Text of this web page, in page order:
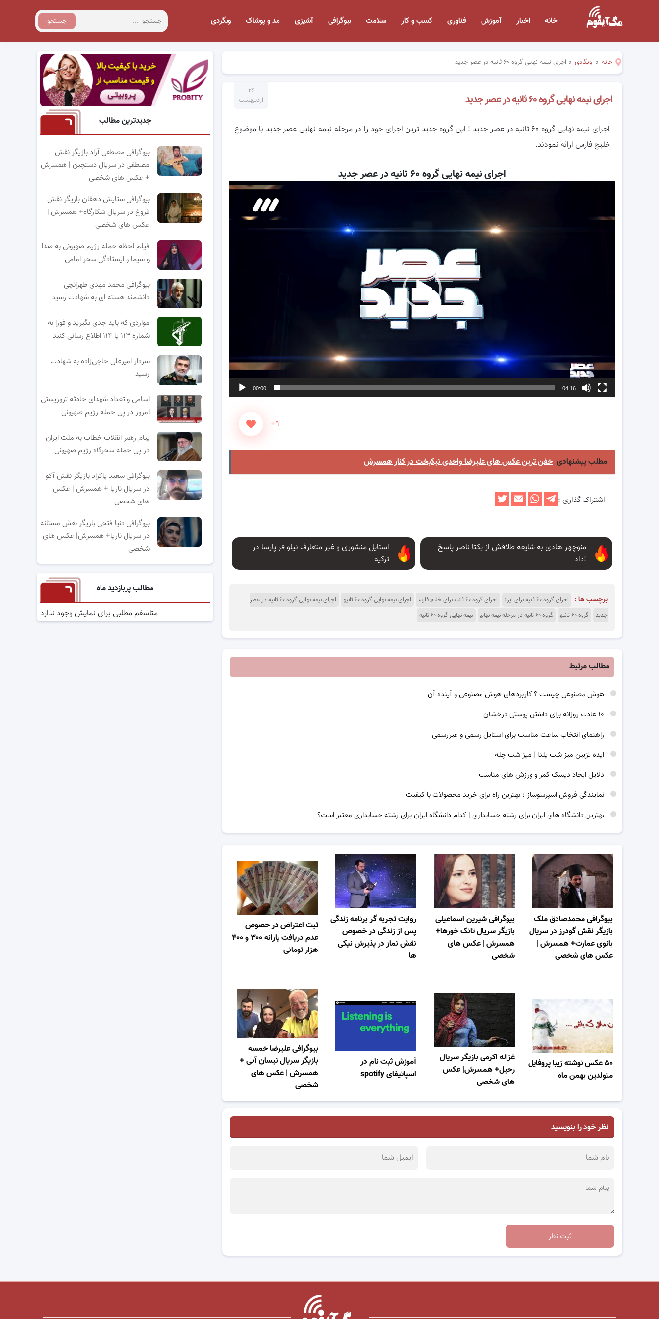
جستجو خانه اخبار آموزش فناوری کسب و کار سلامت بیوگرافی آشپزی مد و پوشاک وبگردی
خانه » وبگردی » اجرای نیمه نهایی گروه ۶۰ ثانیه در عصر جدید
۲۶
اردیبهشت
اجرای نیمه نهایی گروه ۶۰ ثانیه در عصر جدید
اجرای نیمه نهایی گروه ۶۰ ثانیه در عصر جدید ! این گروه جدید ترین اجرای خود را در مرحله نیمه نهایی عصر جدید با موضوع
خلیج فارس ارائه نمودند.
اجرای نیمه نهایی گروه ۶۰ ثانیه در عصر جدید
نمایشگر
00:00 04:16
+۹
مطلب پیشنهادی خفن ترین عکس های علیرضا واحدی نیکبخت در کنار همسرش
اشتراک گذاری :
استایل منشوری و غیر متعارف نیلو فر پارسا در
ترکیه
منوچهر هادی به شایعه طلاقش از یکتا ناصر پاسخ
داد!
برچسب ها : اجرای گروه ۶۰ ثانیه برای ایران اجرای گروه ۶۰ ثانیه برای خلیج فارس اجرای نیمه نهایی گروه ۶۰ ثانیه
اجرای نیمه نهایی گروه ۶۰ ثانیه در عصر
جدید
گروه ۶۰ ثانیه گروه ۶۰ ثانیه در مرحله نیمه نهایی نیمه نهایی گروه ۶۰ ثانیه
مطالب مرتبط
هوش مصنوعی چیست ؟ کاربردهای هوش مصنوعی و آینده آن
راهنمای انتخاب ساعت مناسب برای استایل رسمی و غیررسمی
ایده تزیین میز شب یلدا | میز شب چله
دلایل ایجاد دیسک کمر و ورزش های مناسب
نمایندگی فروش اسپرسوساز : بهترین راه برای خرید محصولات با کیفیت
بهترین دانشگاه های ایران برای رشته حسابداری | کدام دانشگاه ایران برای رشته حسابداری معتبر است؟
ثبت اعتراض در خصوص
عدم دریافت یارانه ۳۰۰ و ۴۰۰
هزار تومانی
روایت تجربه گر برنامه زندگی
پس از زندگی در خصوص
نقش نماز در پذیرش نیکی
ها
بیوگرافی شیرین اسماعیلی
بازیگر سریال تانک خورها+
همسرش | عکس های
شخصی
بیوگرافی محمدصادق ملک
بازیگر نقش گودرز در سریال
بانوی عمارت+ همسرش |
عکس های شخصی
بیوگرافی علیرضا خمسه
بازیگر سریال نیسان آبی +
همسرش | عکس های
شخصی
آموزش ثبت نام در
اسپاتیفای spotify
غزاله اکرمی بازیگر سریال
رحیل+ همسرش| عکس
های شخصی
۵۰ عکس نوشته زیبا پروفایل
متولدین بهمن ماه
جدیدترین مطالب
بیوگرافی مصطفی آزاد بازیگر نقش
مصطفی در سریال دستچین | همسرش
+ عکس های شخصی
بیوگرافی ستایش دهقان بازیگر نقش
فروغ در سریال شکارگاه+ همسرش |
عکس های شخصی
فیلم لحظه حمله رژیم صهیونی به صدا
و سیما و ایستادگی سحر امامی
بیوگرافی محمد مهدی طهرانچی
دانشمند هسته ای به شهادت رسید
مواردی که باید جدی بگیرید و فورا به
شماره ۱۱۳ یا ۱۱۴ اطلاع رسانی کنید
سردار امیرعلی حاجی‌زاده به شهادت
رسید
اسامی و تعداد شهدای حادثه تروریستی
امروز در پی حمله رژیم صهیونی
پیام رهبر انقلاب خطاب به ملت ایران
در پی حمله سحرگاه رژیم صهیونی
بیوگرافی سعید پاکزاد بازیگر نقش آکو
در سریال ناریا + همسرش | عکس
های شخصی
بیوگرافی دنیا فتحی بازیگر نقش مستانه
در سریال ناریا+ همسرش| عکس های
شخصی
مطالب پربازدید ماه
متاسفم مطلبی برای نمایش وجود ندارد
نظر خود را بنویسید
ثبت نظر